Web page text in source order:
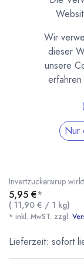
(0
Invertzuckersirup
5,95 €*
( 11,90 € / 1 kg)
* inkl. MwST. zzgl.
Lieferzeit: sofort
Wir
dieser
unsere
Nur